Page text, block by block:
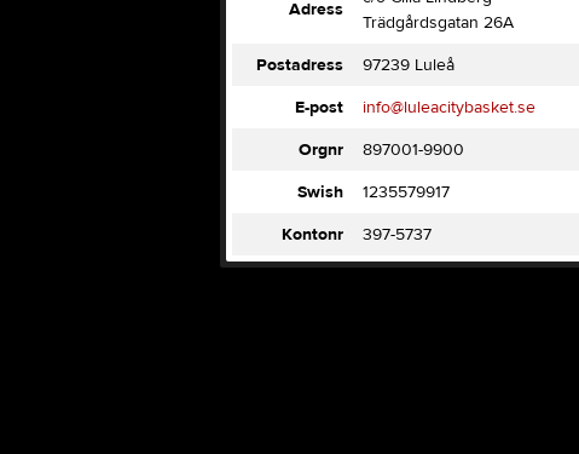
Adress
Trädgårdsgatan 26A
Postadress
97239 Luleå
E-post
info@luleacitybasket.se
Orgnr
897001-9900
Swish
1235579917
Kontonr
397-5737